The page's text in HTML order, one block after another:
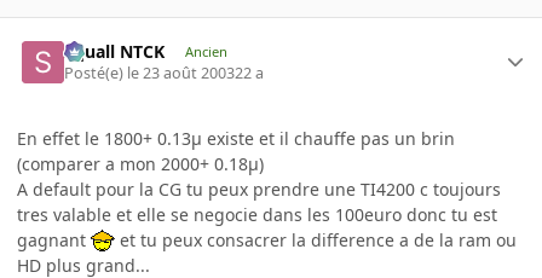
Squall NTCK Ancien
Posté(e) le 23 août 200322 a
En effet le 1800+ 0.13µ existe et il chauffe pas un brin
(comparer a mon 2000+ 0.18µ)
A default pour la CG tu peux prendre une TI4200 c toujours
tres valable et elle se negocie dans les 100euro donc tu est
gagnant
et tu peux consacrer la difference a de la ram ou
HD plus grand...